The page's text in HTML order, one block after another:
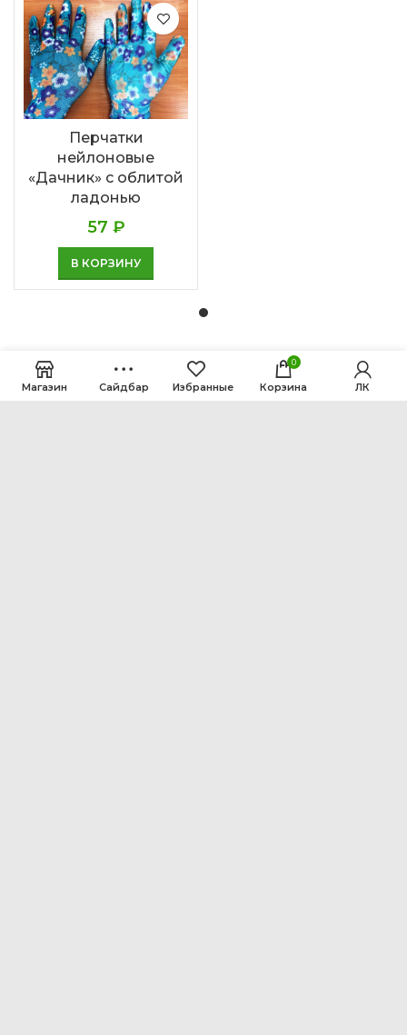
Перчатки
нейлоновые
«Дачник» с облитой
ладонью
57 ₽
В КОРЗИНУ
Магазин Сайдбар Избранные
0
Корзина ЛК